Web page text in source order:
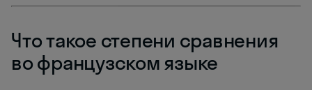
Что такое степени сравнения
во французском языке